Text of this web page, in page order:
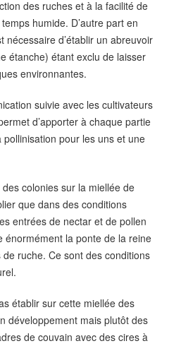
des ruches et à la facilité de
humide. D’autre part en
d’établir un abreuvoir
étanche) étant exclu de laisser
environnantes.
suivie avec les cultivateurs
d’apporter à chaque partie
pour les uns et une
colonies sur la miellée de
que dans des conditions
entrées de nectar et de pollen
énormément la ponte de la reine
ruche. Ce sont des conditions
établir sur cette miellée des
développement mais plutôt des
de couvain avec des cires à